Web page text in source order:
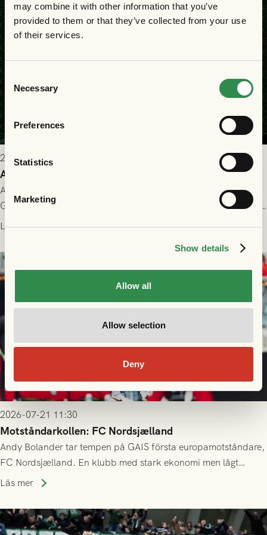
may combine it with other information that you’ve
provided to them or that they’ve collected from your use
of their services.
Selection
Necessary
Preferences
Statistics
Marketing
Show details
Allow all
Allow selection
Deny
2026-07-22 9:00
Allt du behöver veta inför GAIS - FC Nordsjælland
All evenemangsinformation du kan behöva inför ditt besök på
Gamla Ullevi och matchen mellan GAIS och FC Nordsjælland i
kvalet till Conference League! Avspark kl 19.00 på torsdag
Läs mer
2026-07-21 11:30
Motståndarkollen: FC Nordsjælland
Andy Bolander tar tempen på GAIS första europamotståndare,
FC Nordsjælland. En klubb med stark ekonomi men lågt
publiksnitt, ett lag med både kollektiv styrka och individuell
Läs mer